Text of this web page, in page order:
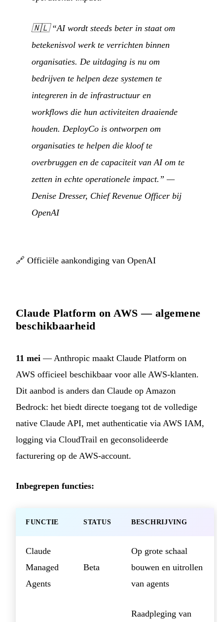
🇳🇱“AI wordt steeds beter in staat om
betekenisvol werk te verrichten binnen
organisaties. De uitdaging is nu om
bedrijven te helpen deze systemen te
integreren in de infrastructuur en
workflows die hun activiteiten draaiende
houden. DeployCo is ontworpen om
organisaties te helpen die kloof te
overbruggen en de capaciteit van AI om te
zetten in echte operationele impact.” —
Denise Dresser, Chief Revenue Officer bij
OpenAI
🔗 Officiële aankondiging van OpenAI
Claude Platform on AWS — algemene
beschikbaarheid
11 mei — Anthropic maakt Claude Platform on
AWS officieel beschikbaar voor alle AWS-klanten.
Dit aanbod is anders dan Claude op Amazon
Bedrock: het biedt directe toegang tot de volledige
native Claude API, met authenticatie via AWS IAM,
logging via CloudTrail en geconsolideerde
facturering op de AWS-account.
Inbegrepen functies:
FUNCTIE STATUS BESCHRIJVING
Claude
Managed
Agents
Beta
Op grote schaal
bouwen en uitrollen
van agents
Raadpleging van